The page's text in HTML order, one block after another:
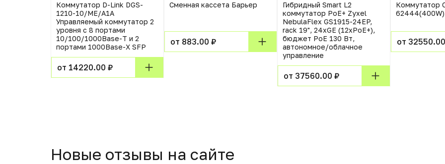
Коммутатор D-Link DGS-
1210-10/ME/A1A
Управляемый коммутатор 2
уровня с 8 портами
10/100/1000Base-T и 2
портами 1000Base-X SFP
от 14220.00 ₽
Сменная кассета Барьер
от 883.00 ₽
Гибридный Smart L2
коммутатор PoE+ Zyxel
NebulaFlex GS1915-24EP,
rack 19", 24xGE (12xPoE+),
бюджет PoE 130 Вт,
автономное/облачное
управление
от 37560.00 ₽
Коммутатор
62444(400W)
от
Новые отзывы на сайте